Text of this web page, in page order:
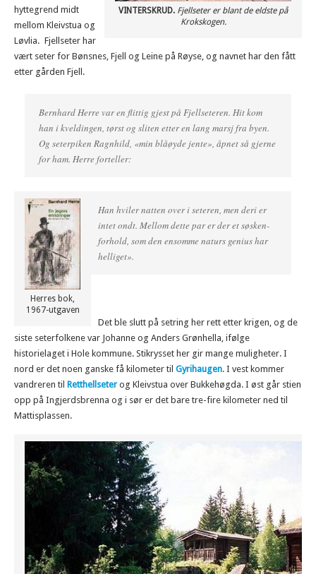
VINTERSKRUD. Fjellseter er blant de eldste på
Krokskogen.
hyttegrend midt
mellom Kleivstua og
Løvlia. Fjellseter har
vært seter for Bønsnes, Fjell og Leine på Røyse, og navnet har den fått
etter gården Fjell.
Bernhard Herre var en flittig gjest på Fjellseteren. Hit kom
han i kveldingen, tørst og sliten etter en lang marsj fra byen.
Og seterpiken Ragnhild, «min blåøyde jente», åpnet så gjerne
for ham. Herre forteller:
Herres bok,
1967-utgaven
Han hviler natten over i seteren, men deri er
intet ondt. Mellom dette par er der et søsken-
forhold, som den ensomme naturs genius har
helliget».
Det ble slutt på setring her rett etter krigen, og de
siste seterfolkene var Johanne og Anders Grønhella, ifølge
historielaget i Hole kommune. Stikrysset her gir mange muligheter. I
nord er det noen ganske få kilometer til Gyrihaugen. I vest kommer
vandreren til Retthellseter og Kleivstua over Bukkehøgda. I øst går stien
opp på Ingjerdsbrenna og i sør er det bare tre-fire kilometer ned til
Mattisplassen.